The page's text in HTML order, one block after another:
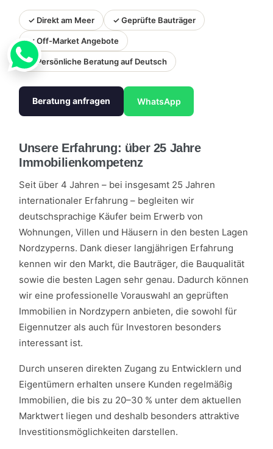
✓ Direkt am Meer ✓ Geprüfte Bauträger
✓ Off-Market Angebote
✓ Persönliche Beratung auf Deutsch
Beratung anfragen WhatsApp
Unsere Erfahrung: über 25 Jahre
Immobilienkompetenz
Seit über 4 Jahren – bei insgesamt 25 Jahren
internationaler Erfahrung – begleiten wir
deutschsprachige Käufer beim Erwerb von
Wohnungen, Villen und Häusern in den besten Lagen
Nordzyperns. Dank dieser langjährigen Erfahrung
kennen wir den Markt, die Bauträger, die Bauqualität
sowie die besten Lagen sehr genau. Dadurch können
wir eine professionelle Vorauswahl an geprüften
Immobilien in Nordzypern anbieten, die sowohl für
Eigennutzer als auch für Investoren besonders
interessant ist.
Durch unseren direkten Zugang zu Entwicklern und
Eigentümern erhalten unsere Kunden regelmäßig
Immobilien, die bis zu 20–30 % unter dem aktuellen
Marktwert liegen und deshalb besonders attraktive
Investitionsmöglichkeiten darstellen.